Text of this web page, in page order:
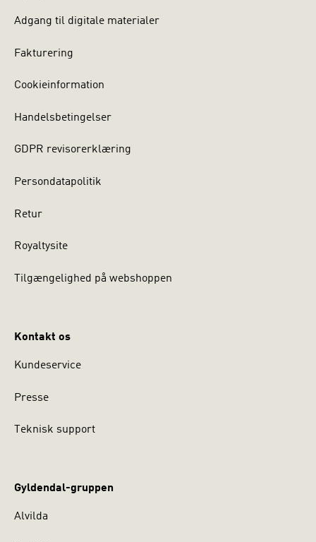
Adgang til digitale materialer
Fakturering
Cookieinformation
Handelsbetingelser
GDPR revisorerklæring
Persondatapolitik
Retur
Royaltysite
Tilgængelighed på webshoppen
Kontakt os
Kundeservice
Presse
Teknisk support
Gyldendal-gruppen
Alvilda